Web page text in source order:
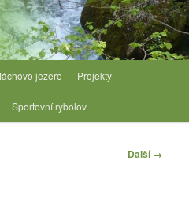
jezero Projekty
Sportovní rybolov
Další →